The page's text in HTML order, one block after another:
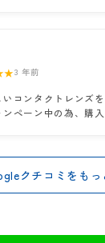
3 年前
いコンタクトレンズ
ペーン中の為、購入
クチコミをもっ